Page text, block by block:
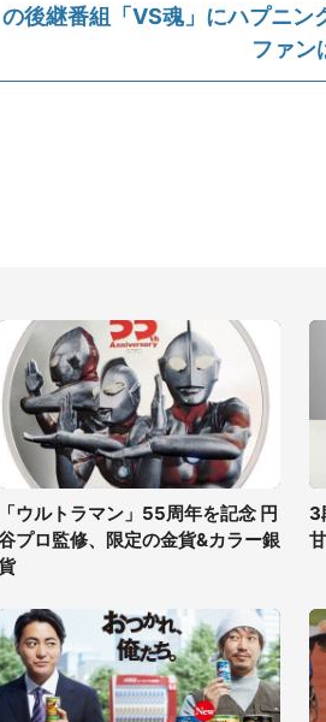
の後継番組「VS魂」にハプニ
ファン
「ウルトラマン」55周年を記念 円
プロ監修、限定の金貨&カラー銀
3